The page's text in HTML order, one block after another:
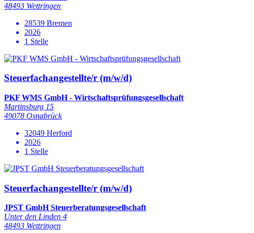
48493 Wettringen
28539 Bremen
2026
1 Stelle
Steuerfachangestellte/r (m/w/d)
PKF WMS GmbH - Wirtschaftsprüfungsgesellschaft
Martinsburg 15
49078 Osnabrück
32049 Herford
2026
1 Stelle
Steuerfachangestellte/r (m/w/d)
JPST GmbH Steuerberatungsgesellschaft
Unter den Linden 4
48493 Wettringen